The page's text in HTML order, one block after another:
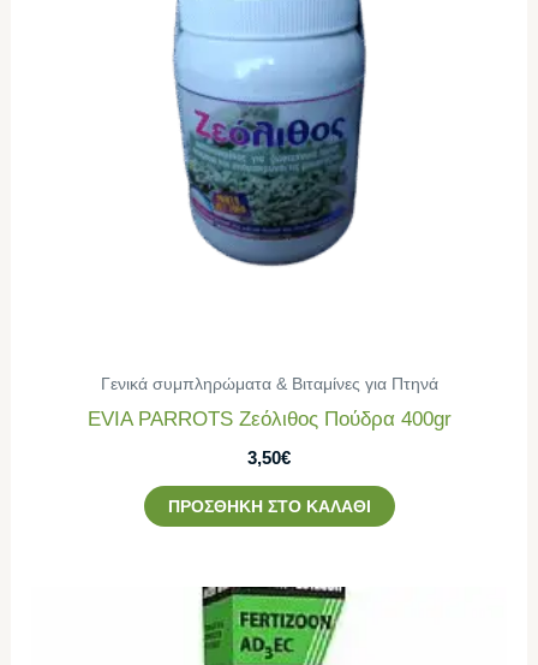
Γενικά συμπληρώματα & Βιταμίνες για Πτηνά
EVIA PARROTS Ζεόλιθος Πούδρα 400gr
3,50€
ΠΡΟΣΘΉΚΗ ΣΤΟ ΚΑΛΆΘΙ